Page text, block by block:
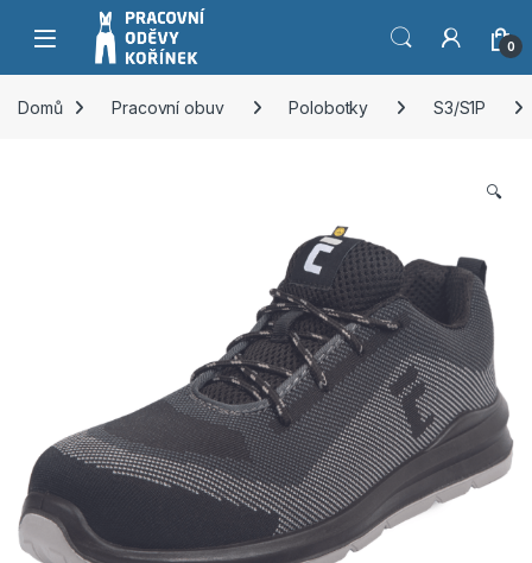
Přeskočit na navigaci
Přeskočit na obsah
0
Domů Pracovní obuv Polobotky S3/S1P
🔍